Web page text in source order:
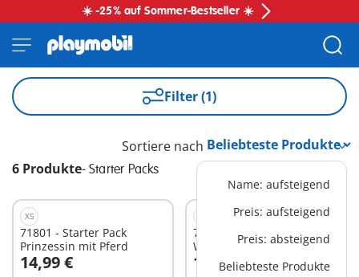
☀️ -25% auf Sommer-Bestseller ☀️
Filter (1)
6 Produkte- Starter Packs
Sortiere nach
Name: aufsteigend
Preis: aufsteigend
Preis: absteigend
Beliebteste Produkte
XS
71801 - Starter Pack
Prinzessin mit Pferd
14,99 €
In den Warenkorb
71734 - Starter Pack
Weltraummission
19,99 €
In den Warenkorb